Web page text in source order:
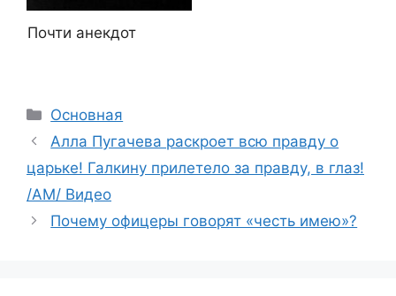
Почти анекдот
Рубрики
Основная
Алла Пугачева раскроет всю правду о
царьке! Галкину прилетело за правду, в глаз!
/АМ/ Видео
Почему офицеры говорят «честь имею»?